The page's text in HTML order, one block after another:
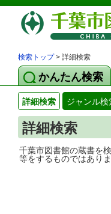
検索トップ> 詳細検索
かんたん検索
詳細検索 ジャンル検
詳細検索
千葉市図書館
等をするものではありま